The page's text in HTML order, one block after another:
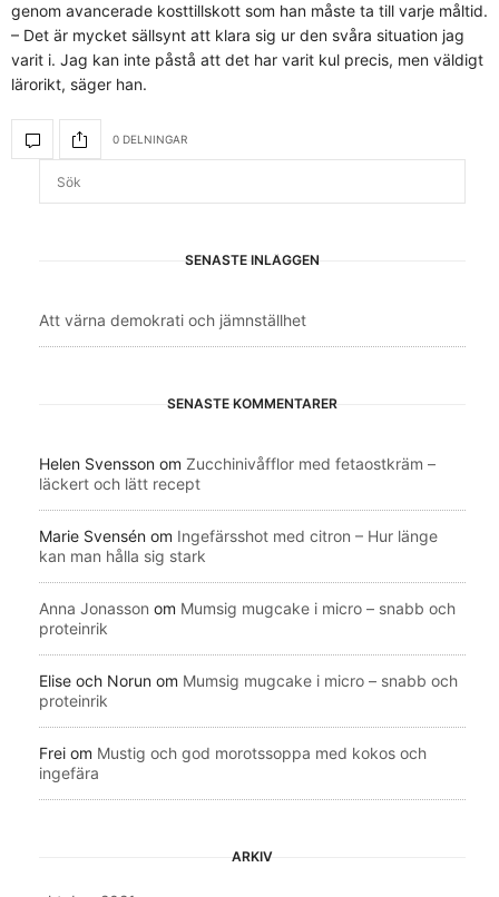
genom avancerade kosttillskott som han måste ta till varje måltid.
– Det är mycket sällsynt att klara sig ur den svåra situation jag
varit i. Jag kan inte påstå att det har varit kul precis, men väldigt
lärorikt, säger han.
0 DELNINGAR
SENASTE INLÄGGEN
Att värna demokrati och jämnställhet
SENASTE KOMMENTARER
Helen Svensson om Zucchinivåfflor med fetaostkräm –
läckert och lätt recept
Marie Svensén om Ingefärsshot med citron – Hur länge
kan man hålla sig stark
Anna Jonasson om Mumsig mugcake i micro – snabb och
proteinrik
Elise och Norun om Mumsig mugcake i micro – snabb och
proteinrik
Frei om Mustig och god morotssoppa med kokos och
ingefära
ARKIV